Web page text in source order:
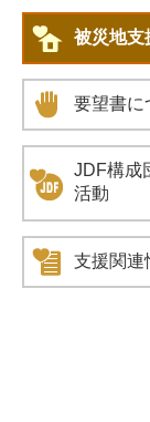
被災地支
要望書に
JDF構成
活動
支援関連